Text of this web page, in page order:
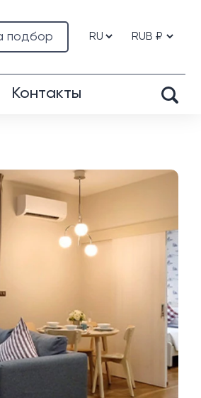
подбор
Контакты